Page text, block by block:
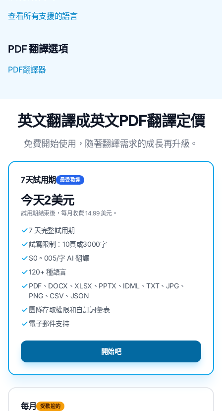
查看所有支援的語言
PDF 翻譯選項
PDF翻譯器
英文翻譯成英文PDF翻譯定價
免費開始使用，隨著翻譯需求的成長再升級。
7天試用期 最受歡迎
今天2美元
試用期結束後，每月收費 14.99 美元。
7 天完整試用期
試寫限制：10頁或3000字
$0。005/字 AI 翻譯
120+ 種語言
PDF、DOCX、XLSX、PPTX、IDML、TXT、JPG、
PNG、CSV、JSON
團隊存取權限和自訂詞彙表
電子郵件支持
開始吧
每月 受歡迎的